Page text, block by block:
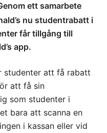
ett samarbete
nu studentrabatt i
får tillgång till
app.
studenter att få rabatt
att få sin
som studenter i
bara att scanna en
i kassan eller vid